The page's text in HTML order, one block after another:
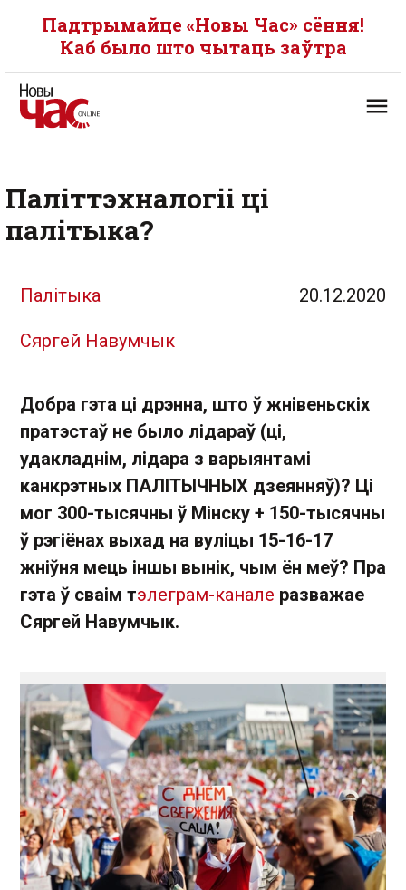
Падтрымайце «Новы Час» сёння!
Каб было што чытаць заўтра
Паліттэхналогіі ці
палітыка?
Палітыка 20.12.2020
Сяргей Навумчык
Добра гэта ці дрэнна, што ў жнівеньскіх
пратэстаў не было лідараў (ці,
удакладнім, лідара з варыянтамі
канкрэтных ПАЛІТЫЧНЫХ дзеянняў)? Ці
мог 300-тысячны ў Мінску + 150-тысячны
ў рэгіёнах выхад на вуліцы 15-16-17
жніўня мець іншы вынік, чым ён меў? Пра
гэта ў сваім тэлеграм-канале разважае
Сяргей Навумчык.